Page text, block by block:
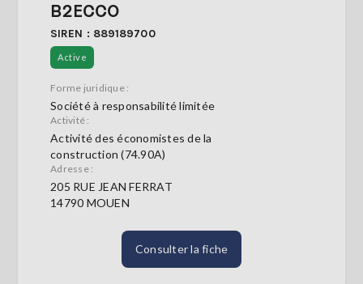
B2ECCO
SIREN : 889189700
Active
Forme juridique :
Société à responsabilité limitée
Activité :
Activité des économistes de la
construction (74.90A)
Adresse :
205 RUE JEAN FERRAT
14790 MOUEN
Consulter la fiche